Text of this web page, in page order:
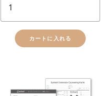
カートに入れる